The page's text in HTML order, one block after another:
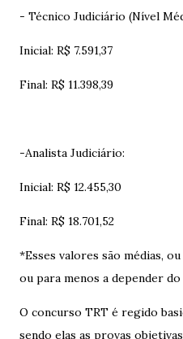
- Técnico Judiciário (Nível
Inicial: R$ 7.591,37
Final: R$ 11.398,39
-Analista Judiciário:
Inicial: R$ 12.455,30
Final: R$ 18.701,52
*Esses valores são médias,
ou para menos a depender
O concurso TRT é regido
sendo elas as provas